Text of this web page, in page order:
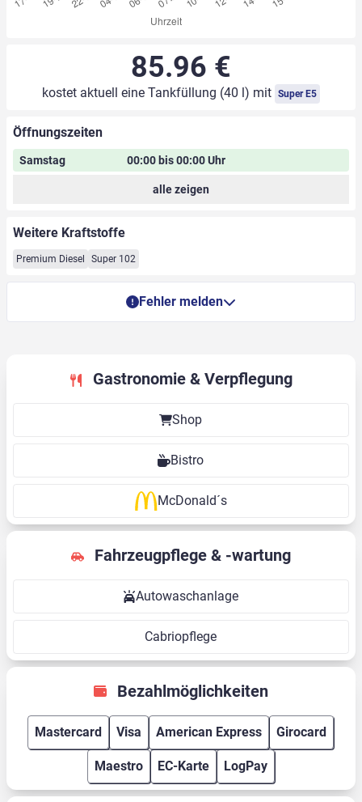
85.96 €
kostet aktuell eine Tankfüllung (40 l) mit Super E5
Öffnungszeiten
Samstag 00:00 bis 00:00 Uhr
alle zeigen
Weitere Kraftstoffe
Premium Diesel Super 102
Fehler melden
Gastronomie & Verpflegung
Shop
Bistro
McDonald´s
Fahrzeugpflege & -wartung
Autowaschanlage
Cabriopflege
Bezahlmöglichkeiten
Mastercard Visa American Express Girocard
Maestro EC-Karte LogPay